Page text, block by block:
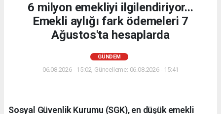
6 milyon emekliyi ilgilendiriyor...
Emekli aylığı fark ödemeleri 7
Ağustos'ta hesaplarda
GÜNDEM
06.08.2026 - 15:02, Güncelleme: 06.08.2026 - 15:41
Sosyal Güvenlik Kurumu (SGK), en düşük emekli